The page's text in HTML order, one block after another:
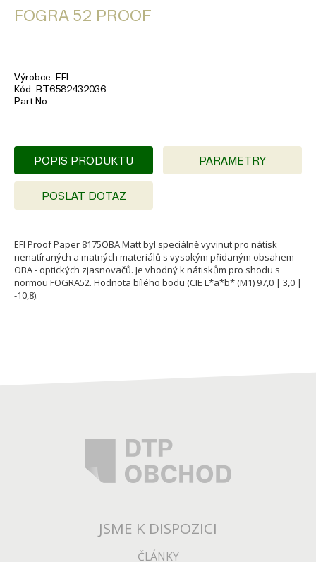
FOGRA 52 PROOF
Výrobce
EFI
Kód
BT6582432036
Part No.
POPIS PRODUKTU PARAMETRY
POSLAT DOTAZ
EFI Proof Paper 8175OBA Matt byl speciálně vyvinut pro nátisk
nenatíraných a matných materiálů s vysokým přidaným obsahem
OBA - optických zjasnovačů. Je vhodný k nátiskům pro shodu s
normou FOGRA52. Hodnota bílého bodu (CIE L*a*b* (M1) 97,0 | 3,0 |
-10,8).
JSME K DISPOZICI
ČLÁNKY